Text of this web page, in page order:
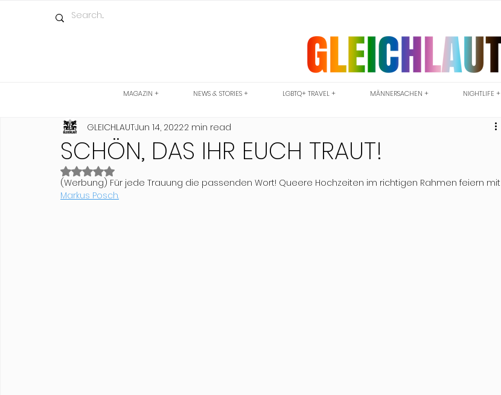
MAGAZIN + NEWS & STORIES + LGBTQ+ TRAVEL + MÄNNERSACHEN + NIGHTLIFE +
SCHÖN, DAS IHR EUCH TRAUT!
GLEICHLAUTJun 14, 20222 min read
Rated NaN out of 5 stars.
(Werbung) Für jede Trauung die passenden Wort! Queere Hochzeiten im richtigen Rahmen feiern mit
Markus Posch.